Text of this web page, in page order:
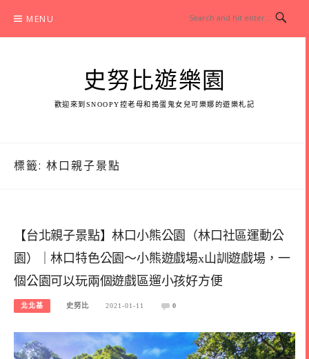
content
MENU
史努比遊樂園
歡迎來到SNOOPY控老母和搗蛋鬼女兒可樂娜的遊樂札記
標籤: 林口親子景點
【台北親子景點】林口小熊公園（林口社區運動公
園）｜林口特色公園～小熊遊戲場x山訓遊戲場，一
個公園可以玩兩個遊戲區遛小孩好方便
北北基 史努比 2021-01-11 0